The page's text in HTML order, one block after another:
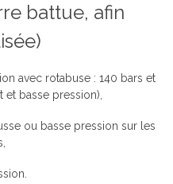
battue, afin
avec rotabuse : 140 bars et
basse pression),
ou basse pression sur les